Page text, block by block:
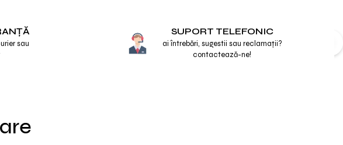
sau
SUPORT TELEFONIC
ai întrebări, sugestii sau reclamații?
contactează-ne!